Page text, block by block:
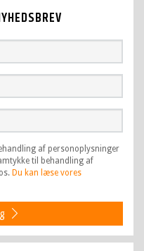
af personoplysninger
til behandling af
Du kan læse vores